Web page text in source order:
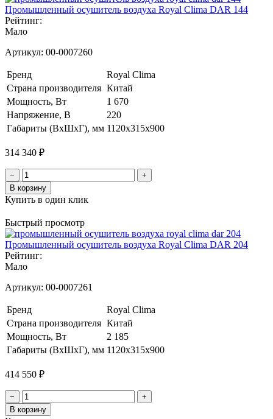
Промышленный осушитель воздуха Royal Clima DAR 144
Рейтинг:
Мало
Артикул: 00-0007260
Бренд
Royal Clima
Страна производителя Китай
Мощность, Вт
1 670
Напряжение, В
220
Габариты (ВхШхГ), мм 1120х315х900
314 340 ₽
−
+
В корзину
Купить в один клик
Быстрый просмотр
Промышленный осушитель воздуха Royal Clima DAR 204
Рейтинг:
Мало
Артикул: 00-0007261
Бренд
Royal Clima
Страна производителя Китай
Мощность, Вт
2 185
Габариты (ВхШхГ), мм 1120х315х900
414 550 ₽
−
+
В корзину